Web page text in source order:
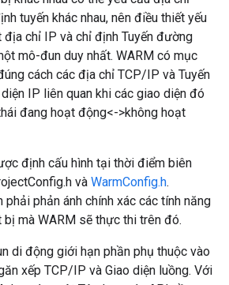
tuyến khác nhau, nên điều thiết yếu
chỉ IP và chỉ định Tuyến đường
mô-đun duy nhất. WARM có mục
cách các địa chỉ TCP/IP và Tuyến
IP liên quan khi các giao diện đó
đang hoạt động<->không hoạt
định cấu hình tại thời điểm biên
và WarmConfig.h.
phải phản ánh chính xác các tính năng
mà WARM sẽ thực thi trên đó.
di động giới hạn phần phụ thuộc vào
xếp TCP/IP và Giao diện luồng. Với